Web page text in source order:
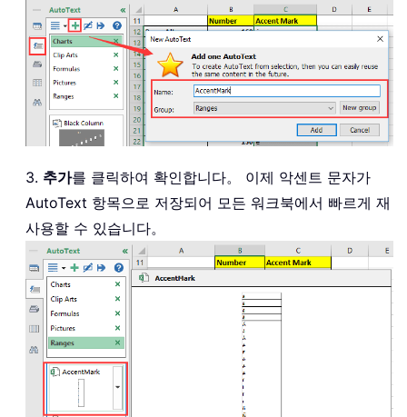
3. 추가를 클릭하여 확인합니다。 이제 악센트 문자가
AutoText 항목으로 저장되어 모든 워크북에서 빠르게 재
사용할 수 있습니다。